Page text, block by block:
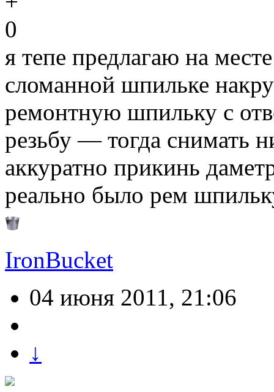
0
я тепе предлагаю на
сломанной шпильке
ремонтную шпильку с
резьбу — тогда снимать
аккуратно прикинь
реально было рем
IronBucket
04 июня 2011, 21:06
↓